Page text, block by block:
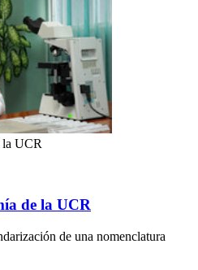
la UCR
de la UCR
de una nomenclatura